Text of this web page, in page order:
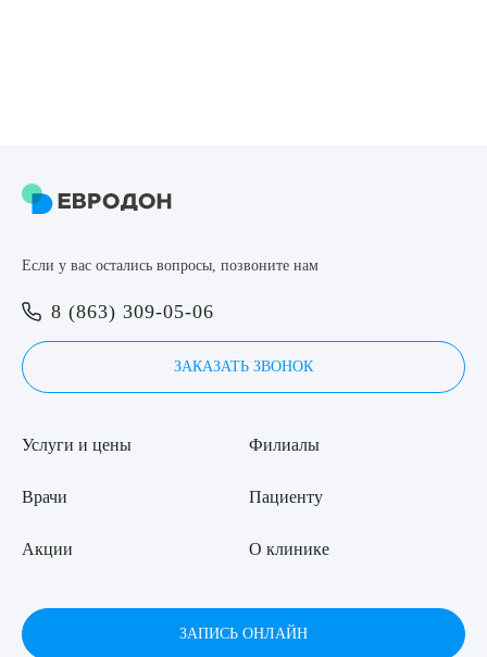
Если у вас остались вопросы, позвоните нам
8 (863) 309-05-06
ЗАКАЗАТЬ ЗВОНОК
Услуги и цены
Врачи
Акции
Филиалы
Пациенту
О клинике
ЗАПИСЬ ОНЛАЙН